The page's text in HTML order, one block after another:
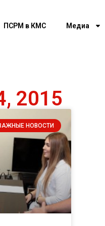
ПСРМ в КМС Медиа
2015
НОВОСТИ